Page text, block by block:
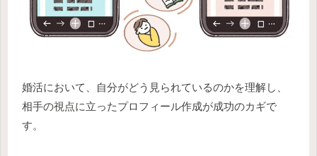
婚活において、自分がどう見られているのかを理解し、
相手の視点に立ったプロフィール作成が成功のカギで
す。